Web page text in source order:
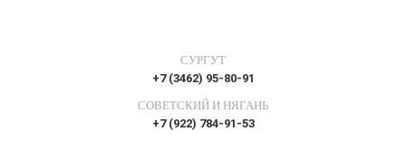
СУРГУТ
+7 (3462) 95-80-91
СОВЕТСКИЙ И НЯГАНЬ
+7 (922) 784-91-53